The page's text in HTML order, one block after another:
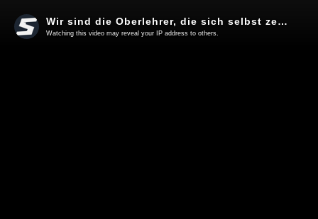
Wir sind die Oberlehrer, die sich selbst zerstören!
Watching this video may reveal your IP address to others.